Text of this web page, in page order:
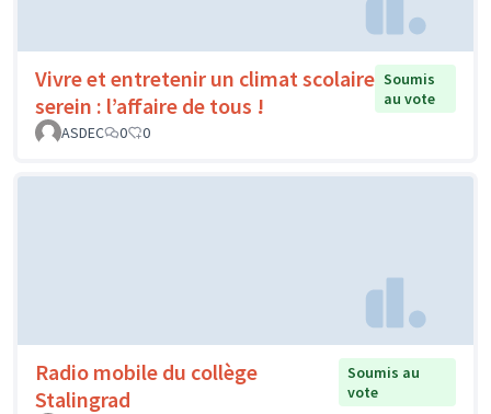
Vivre et entretenir un climat scolaire
serein : l’affaire de tous !
Soumis
au vote
ASDEC
0 0
Radio mobile du collège
Stalingrad
Soumis au
vote